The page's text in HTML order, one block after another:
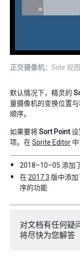
正交摄像机： Side 视
默认情况下，精灵的
量摄像机的变换位置
顺序。
如果要将Sort Point设
项。在Sprite Editor
2018–10–05 添加
在2017.3 版中添
序的功能
对文档有任何疑
将尽快为您解答